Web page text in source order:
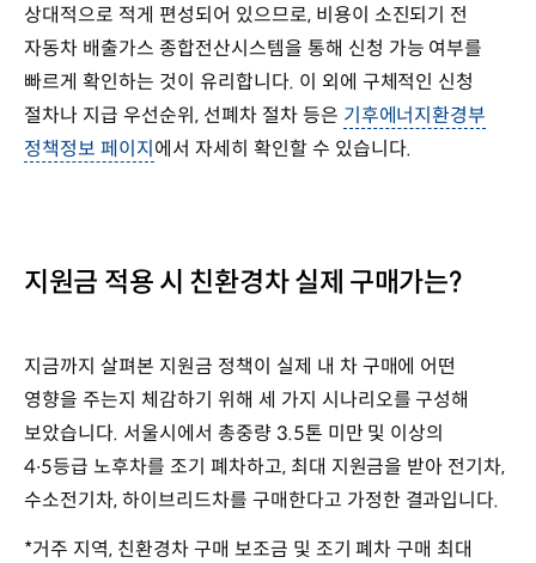
상대적으로 적게 편성되어 있으므로, 비용이 소진되기 전
자동차 배출가스 종합전산시스템을 통해 신청 가능 여부를
빠르게 확인하는 것이 유리합니다. 이 외에 구체적인 신청
절차나 지급 우선순위, 선폐차 절차 등은 기후에너지환경부
정책정보 페이지 에서 자세히 확인할 수 있습니다.
지원금 적용 시 친환경차 실제 구매가는?
지금까지 살펴본 지원금 정책이 실제 내 차 구매에 어떤
영향을 주는지 체감하기 위해 세 가지 시나리오를 구성해
보았습니다. 서울시에서 총중량 3.5톤 미만 및 이상의
4∙5등급 노후차를 조기 폐차하고, 최대 지원금을 받아 전기차,
수소전기차, 하이브리드차를 구매한다고 가정한 결과입니다.
*거주 지역, 친환경차 구매 보조금 및 조기 폐차 구매 최대